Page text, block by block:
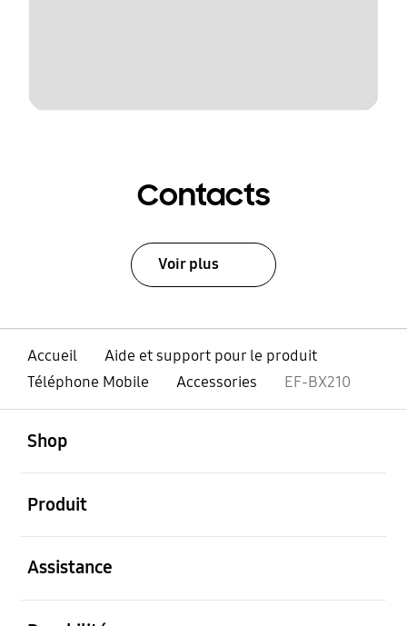
Contacts
Voir plus
Accueil
Aide et support pour le produit
Téléphone Mobile
Accessories EF-BX210
Shop
Produit
Assistance